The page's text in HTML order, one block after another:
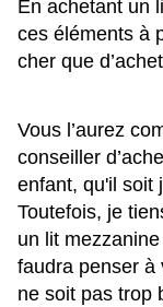
En achetant un
ces éléments à
cher que
Vous l’aurez
conseiller
enfant, qu'il soit
Toutefois, je
un lit
faudra penser à
ne soit pas trop